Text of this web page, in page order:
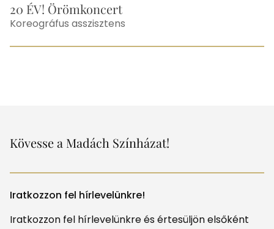
20 ÉV! Örömkoncert
Koreográfus asszisztens
Kövesse a Madách Színházat!
Iratkozzon fel hírlevelünkre!
Iratkozzon fel hírlevelünkre és értesüljön elsőként